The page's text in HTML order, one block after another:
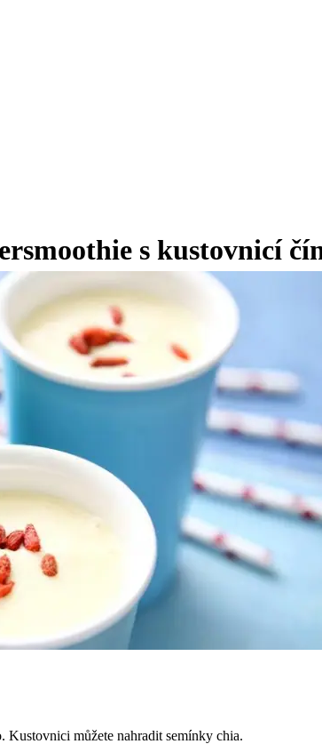
s kustovnicí
Kustovnici můžete nahradit semínky chia.